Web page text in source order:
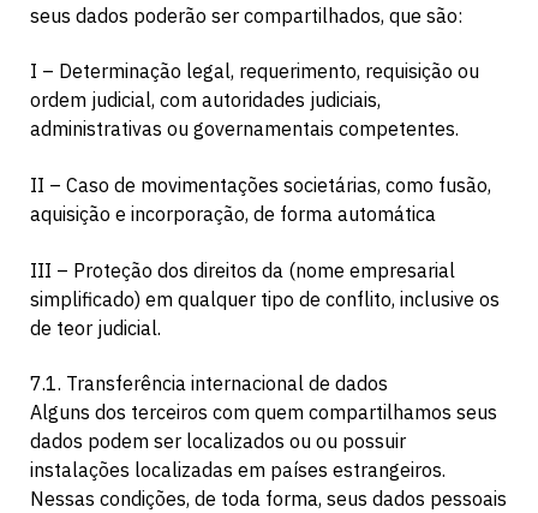
seus dados poderão ser compartilhados, que são:
I – Determinação legal, requerimento, requisição ou
ordem judicial, com autoridades judiciais,
administrativas ou governamentais competentes.
II – Caso de movimentações societárias, como fusão,
aquisição e incorporação, de forma automática
III – Proteção dos direitos da (nome empresarial
simplificado) em qualquer tipo de conflito, inclusive os
de teor judicial.
7.1. Transferência internacional de dados
Alguns dos terceiros com quem compartilhamos seus
dados podem ser localizados ou ou possuir
instalações localizadas em países estrangeiros.
Nessas condições, de toda forma, seus dados pessoais